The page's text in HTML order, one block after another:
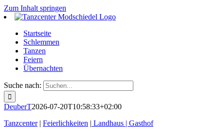
Zum Inhalt springen
Startseite
Schlemmen
Tanzen
Feiern
Übernachten
Suche nach:
DeuberT2026-07-20T10:58:33+02:00
Tanzcenter| Feierlichkeiten | Landhaus | Gasthof